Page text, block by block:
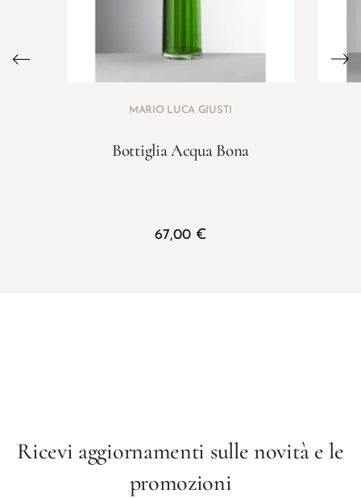
MARIO LUCA GIUSTI
Bottiglia Acqua Bona
67,00 €
Ricevi aggiornamenti sulle novità e le
promozioni